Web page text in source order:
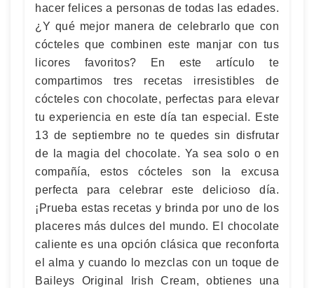
hacer felices a personas de todas las edades.
¿Y qué mejor manera de celebrarlo que con
cócteles que combinen este manjar con tus
licores favoritos? En este artículo te
compartimos tres recetas irresistibles de
cócteles con chocolate, perfectas para elevar
tu experiencia en este día tan especial. Este
13 de septiembre no te quedes sin disfrutar
de la magia del chocolate. Ya sea solo o en
compañía, estos cócteles son la excusa
perfecta para celebrar este delicioso día.
¡Prueba estas recetas y brinda por uno de los
placeres más dulces del mundo. El chocolate
caliente es una opción clásica que reconforta
el alma y cuando lo mezclas con un toque de
Baileys Original Irish Cream, obtienes una